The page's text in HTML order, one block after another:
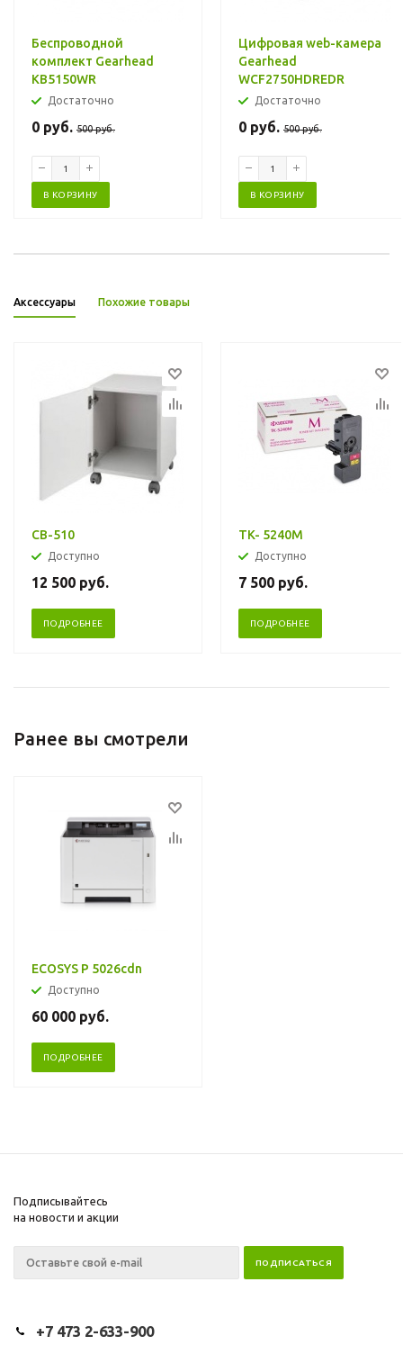
Беспроводной
комплект Gearhead
KB5150WR
Достаточно
0 руб. 500руб.
В КОРЗИНУ
Цифровая web-камера
Gearhead
WCF2750HDREDR
Достаточно
0 руб. 500руб.
В КОРЗИНУ
Аксессуары Похожие товары
CB-510
Доступно
12 500 руб.
ПОДРОБНЕЕ
TK- 5240M
Доступно
7 500 руб.
ПОДРОБНЕЕ
Ранее вы смотрели
ECOSYS P 5026cdn
Доступно
60 000 руб.
ПОДРОБНЕЕ
Подписывайтесь
на новости и акции
+7 473 2-633-900